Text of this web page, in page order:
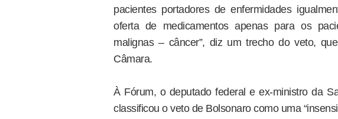
pacientes portadores de enfermidades
oferta de medicamentos apenas para os
malignas – câncer”, diz um trecho do veto,
Câmara.
À Fórum, o deputado federal e ex-ministro da
classificou o veto de Bolsonaro como uma